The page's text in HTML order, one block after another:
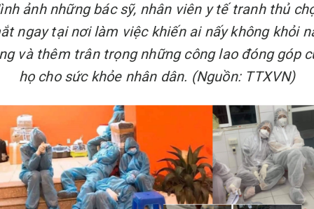
ảnh những bác sỹ, nhân viên y tế tranh thủ
ngay tại nơi làm việc khiến ai nấy không khỏi
và thêm trân trọng những công lao đóng góp
họ cho sức khỏe nhân dân. (Nguồn: TTXVN)